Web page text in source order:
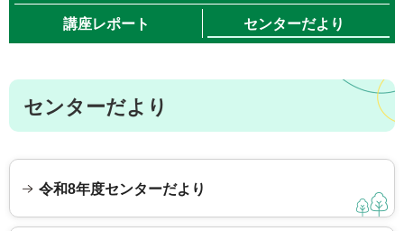
講座レポート センターだより
センターだより
令和8年度センターだより